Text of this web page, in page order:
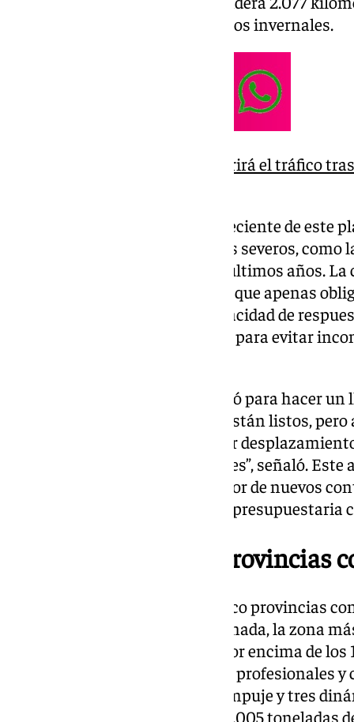
de verse afectadas por fenómenos invernales.
La autovía de la Costa reabrirá el tráfico
Díaz subrayó la importancia creciente de este
fenómenos meteorológicos más severos, como
intensas que han marcado los últimos años.
episodio de la borrasca Claudia, que apenas
dijo, “a la profesionalidad y capacidad de
permanece en alerta constante para evitar
La titular de Fomento aprovechó para hacer
ciudadana. “Nuestros equipos están listos,
extremos es fundamental evitar
poner en riesgo a los conductores”, señaló.
como novedad la entrada en vigor de nuevos
incrementan tanto la dotación presupuestaria
Granada y Jaén, las
Aunque el plan actúa en las cinco provincias
despliegue se concentra en Granada, la zona
más kilómetros de carreteras por encima de
esta provincia se movilizan 160 profesionales
23 equipos quitanieves, 20 de empuje y tres
provincia dispone también de 4.005 toneladas